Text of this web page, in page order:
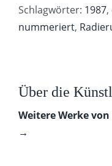
Schlagwörter: 1987,
nummeriert,
Über die
Weitere Werke
→